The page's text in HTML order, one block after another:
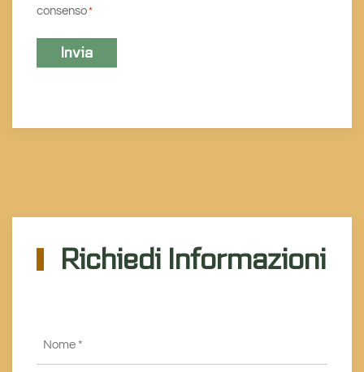
consenso*
Richiedi Informazioni